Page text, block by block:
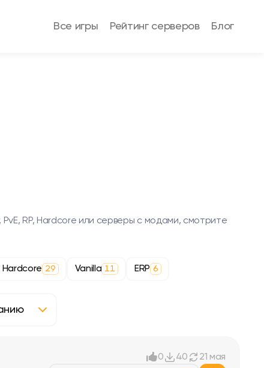
Все игры Рейтинг серверов Блог
RP, Hardcore или серверы с модами, смотрите
Hardcore 29 Vanilla 11 ERP 6
0 40 21 мая